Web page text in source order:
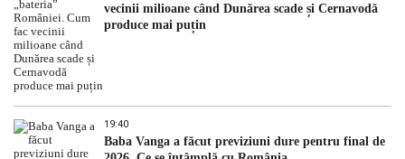
vecinii milioane când Dunărea scade și Cernavodă
produce mai puțin
19:40
Baba Vanga a făcut previziuni dure pentru final de